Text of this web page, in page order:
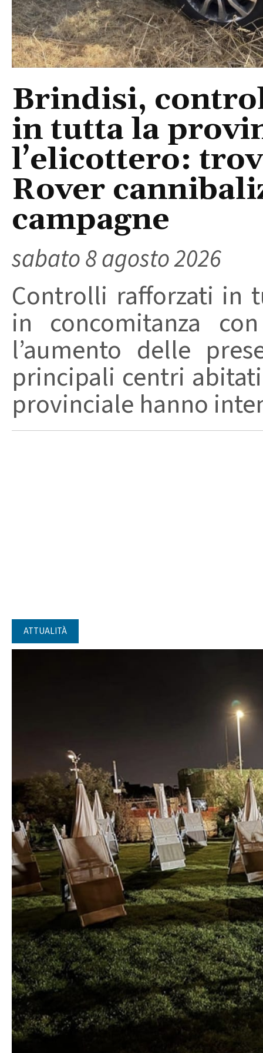
Brindisi,
in tutta la
l’elicottero:
Rover
campagne
sabato 8 agosto 2026
Controlli rafforzati in
in concomitanza
l’aumento delle
principali centri
provinciale hanno
ATTUALITÀ